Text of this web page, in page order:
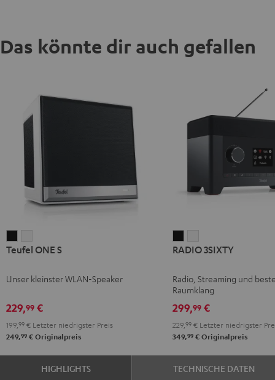
Das könnte dir auch gefallen
ONE
Schwarz
ONE
Weiß
Teufel ONE S
Unser kleinster WLAN-Speaker
229,99 €
199, 99 € Letzter niedrigster Preis
249,99 € Originalpreis
3SIXTY3SIXTY
RADIO 3SIXTY
Radio, Streaming und
Raumklang
299,99€
229, 99€Letzter niedrigster
349,99€Originalpreis
HIGHLIGHTS TECHNISCHE DATEN